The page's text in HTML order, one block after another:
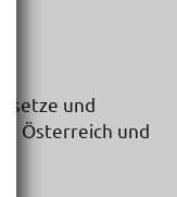
und
Österreich und